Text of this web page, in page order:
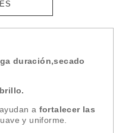
duración,secado
brillo.
a fortalecer las
y uniforme.